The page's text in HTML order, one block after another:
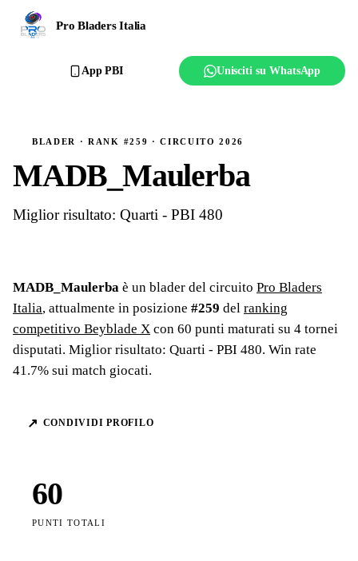
Pro Bladers Italia
Ranking
Regolamento
Affilia il club
App PBI Unisciti su WhatsApp
BLADER · RANK #259 · CIRCUITO 2026
MADB_Maulerba
Miglior risultato: Quarti - PBI 480
MADB_Maulerba è un blader del circuito Pro Bladers
Italia, attualmente in posizione #259 del ranking
competitivo Beyblade X con 60 punti maturati su 4 tornei
disputati. Miglior risultato: Quarti - PBI 480. Win rate
41.7% sui match giocati.
↗ CONDIVIDI PROFILO
60
PUNTI TOTALI